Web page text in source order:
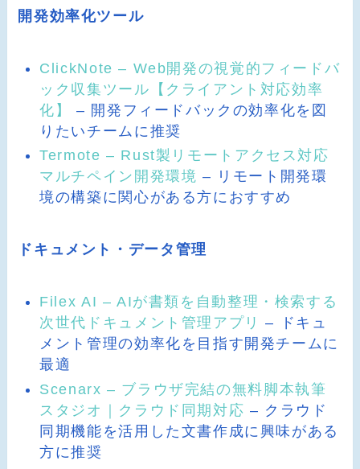
開発効率化ツール
ClickNote – Web開発の視覚的フィードバ
ック収集ツール【クライアント対応効率
化】
– 開発フィードバックの効率化を図
りたいチームに推奨
Termote – Rust製リモートアクセス対応
マルチペイン開発環境 – リモート開発環
境の構築に関心がある方におすすめ
ドキュメント・データ管理
Filex AI – AIが書類を自動整理・検索する
次世代ドキュメント管理アプリ – ドキュ
メント管理の効率化を目指す開発チームに
最適
Scenarx – ブラウザ完結の無料脚本執筆
スタジオ｜クラウド同期対応 – クラウド
同期機能を活用した文書作成に興味がある
方に推奨